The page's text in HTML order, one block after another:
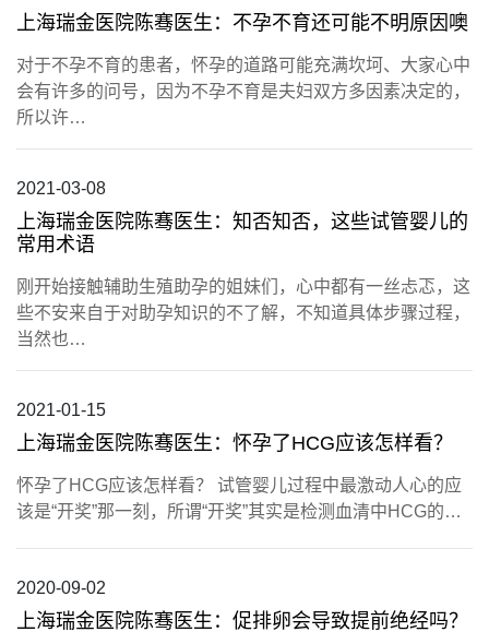
上海瑞金医院陈骞医生：不孕不育还可能不明原因噢
对于不孕不育的患者，怀孕的道路可能充满坎坷、大家心中
会有许多的问号，因为不孕不育是夫妇双方多因素决定的，
所以许…
2021-03-08
上海瑞金医院陈骞医生：知否知否，这些试管婴儿的
常用术语
刚开始接触辅助生殖助孕的姐妹们，心中都有一丝忐忑，这
些不安来自于对助孕知识的不了解，不知道具体步骤过程，
当然也…
2021-01-15
上海瑞金医院陈骞医生：怀孕了HCG应该怎样看？
怀孕了HCG应该怎样看？ 试管婴儿过程中最激动人心的应
该是“开奖”那一刻，所谓“开奖”其实是检测血清中HCG的…
2020-09-02
上海瑞金医院陈骞医生：促排卵会导致提前绝经吗？